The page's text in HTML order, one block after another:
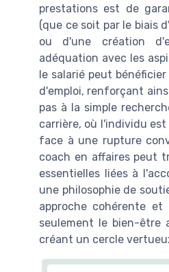
prestations est de
(que ce soit par le biais
ou d'une création
adéquation avec les
le salarié peut
d'emploi, renforçant
pas à la simple
carrière, où l'individu
face à une rupture
coach en affaires peut
essentielles liées à
une philosophie de
approche cohérente et
seulement le bien-être
créant un cercle